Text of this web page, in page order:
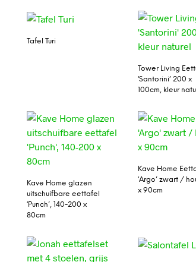
Tafel Turi
Tower Living
‘Santorini’ 200 x
100cm, kleur
Kave Home glazen
uitschuifbare eettafel
‘Punch’, 140-200 x
80cm
Kave Home
‘Argo’ zwart /
x 90cm